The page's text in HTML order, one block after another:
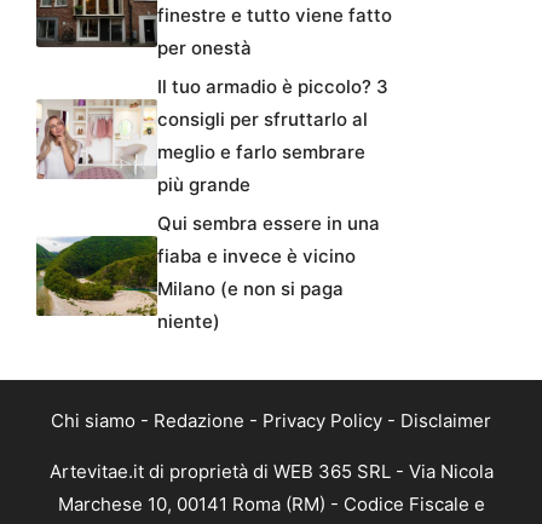
finestre e tutto viene fatto
per onestà
Il tuo armadio è piccolo? 3
consigli per sfruttarlo al
meglio e farlo sembrare
più grande
Qui sembra essere in una
fiaba e invece è vicino
Milano (e non si paga
niente)
Chi siamo - Redazione - Privacy Policy - Disclaimer
Artevitae.it di proprietà di WEB 365 SRL - Via Nicola
Marchese 10, 00141 Roma (RM) - Codice Fiscale e